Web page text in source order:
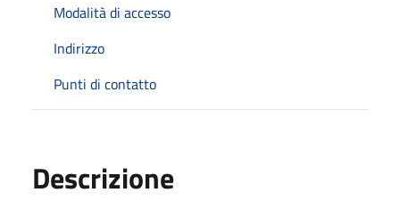
Modalità di accesso
Indirizzo
Punti di contatto
Descrizione